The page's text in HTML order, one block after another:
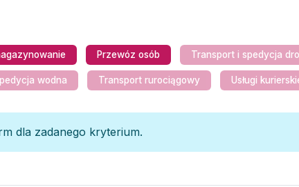
Przewóz osób Transport i spedycja
wodna Transport rurociągowy Usługi
dla zadanego kryterium.